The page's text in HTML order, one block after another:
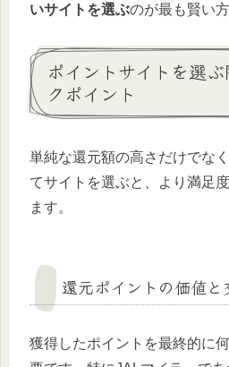
いサイトを選ぶのが最も賢い方
ポイントサイトを選
クポイント
単純な還元額の高さだけでな
てサイトを選ぶと、より満足
ます。
還元ポイントの価値と
獲得したポイントを最終的に